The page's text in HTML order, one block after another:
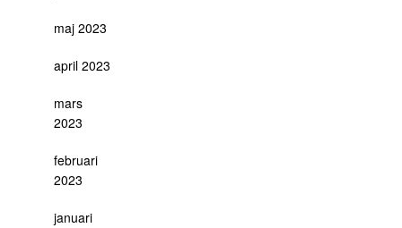
maj 2023
april 2023
mars
2023
februari
2023
januari